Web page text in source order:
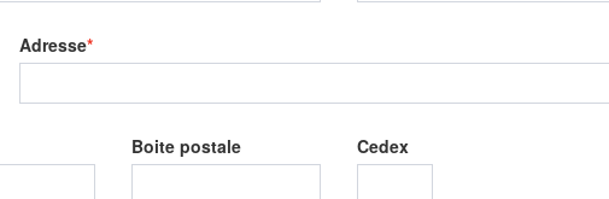
Adresse
Boite postale Cedex